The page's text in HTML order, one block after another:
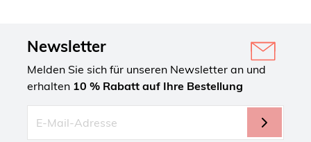
Newsletter
Melden Sie sich für unseren Newsletter an und
erhalten 10 % Rabatt auf Ihre Bestellung